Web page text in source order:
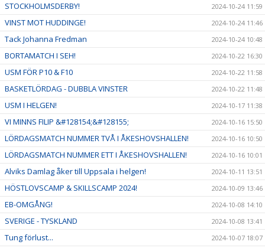
STOCKHOLMSDERBY! 2024-10-24 11:59
VINST MOT HUDDINGE! 2024-10-24 11:46
Tack Johanna Fredman 2024-10-24 10:48
BORTAMATCH I SEH! 2024-10-22 16:30
USM FÖR P10 & F10 2024-10-22 11:58
BASKETLÖRDAG - DUBBLA VINSTER 2024-10-22 11:48
USM I HELGEN! 2024-10-17 11:38
VI MINNS FILIP &#128154;&#128155; 2024-10-16 15:50
LÖRDAGSMATCH NUMMER TVÅ I ÅKESHOVSHALLEN! 2024-10-16 10:50
LÖRDAGSMATCH NUMMER ETT I ÅKESHOVSHALLEN! 2024-10-16 10:01
Alviks Damlag åker till Uppsala i helgen! 2024-10-11 13:51
HÖSTLOVSCAMP & SKILLSCAMP 2024! 2024-10-09 13:46
EB-OMGÅNG! 2024-10-08 14:10
SVERIGE - TYSKLAND 2024-10-08 13:41
Tung förlust... 2024-10-07 18:07